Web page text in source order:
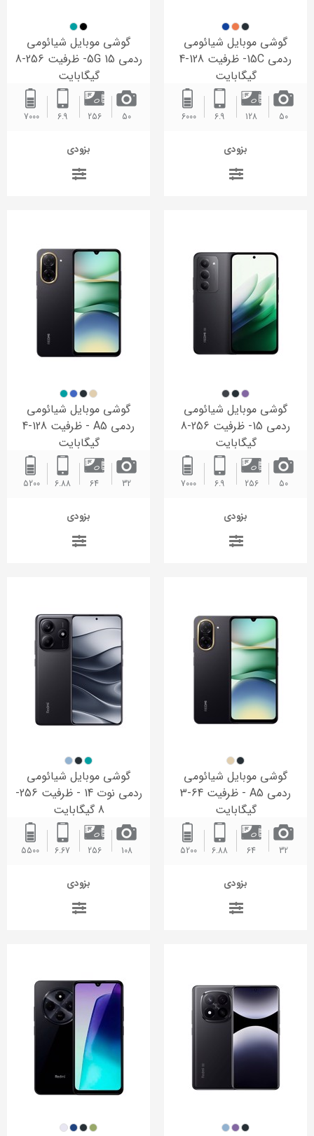
گوشی موبایل شیائومی
ردمی 15C- ظرفیت 128-4
گیگابایت
50
128
6.9
6000 ‌
بزودی
گوشی موبایل شیائومی
ردمی 15 5G- ظرفیت 256-8
گیگابایت
50
256
6.9
7000 ‌
بزودی
گوشی موبایل شیائومی
ردمی 15- ظرفیت 256-8
گیگابایت
50
256
6.9
7000 ‌
بزودی
گوشی موبایل شیائومی
ردمی A5 - ظرفیت 128-4
گیگابایت
32
64
6.88
5200 ‌
بزودی
گوشی موبایل شیائومی
ردمی A5 - ظرفیت 64-3
گیگابایت
32
64
6.88
5200 ‌
بزودی
گوشی موبایل شیائومی
ردمی نوت 14 - ظرفیت 256-
8 گیگابایت
108
256
6.67
5500
بزودی